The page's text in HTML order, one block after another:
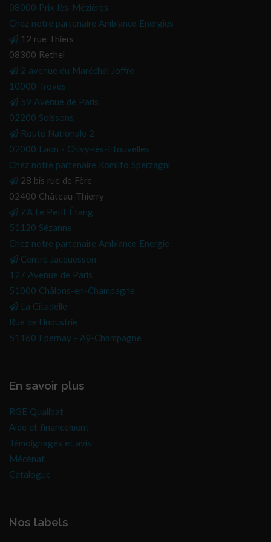
08000 Prix-lès-Mézières
Chez notre partenaire Ambiance Energies
12 rue Thiers
08300 Rethel
2 avenue du Maréchal Joffre
10000 Troyes
59 Avenue de Paris
02200 Soissons
Route Nationale 2
02000 Laon - Chivy-lès-Etouvelles
Chez notre partenaire Komilfo Sperzagni
28 bis rue de Fère
02400 Château-Thierry
ZA Le Petit Étang
51120 Sézanne
Chez notre partenaire Ambiance Energie
Centre Jacquesson
127 Avenue de Paris
51000 Châlons-en-Champagne
La Citadelle
Rue de l'Industrie
51160 Epernay - Aÿ-Champagne
En savoir plus
RGE Qualibat
Aide et financement
Témoignages et avis
Mécénat
Catalogue
Nos labels